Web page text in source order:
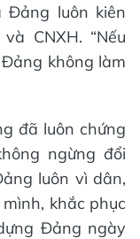
Đảng luôn kiên
CNXH. “Nếu
không làm
đã luôn chứng
ngừng đổi
luôn vì dân,
khắc phục
Đảng ngày